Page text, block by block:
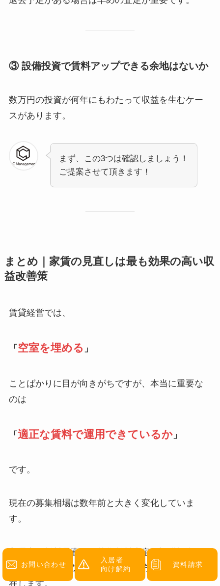
③ 設備投資で賃料アップできる余地はないか
数万円の投資が何年にもわたって収益を生むケー
スがあります。
まず、この3つは確認しましょう！
ご提案させて頂きます！
まとめ｜家賃の見直しは最も効果の高い収
益改善策
賃貸経営では、
「 空室を埋める 」
ことばかりに目が向きがちですが、本当に重要な
のは
「 適正な賃料で運用できているか」
です。
現在の募集相場は数年前と大きく変化していま
す。
入居中の賃料見直し、募集賃料査定、設備投資に
よる賃料アップなど、収益改善の方法は数多く存
在します。
お問い合わせ
入居者
向け解約
資料請求